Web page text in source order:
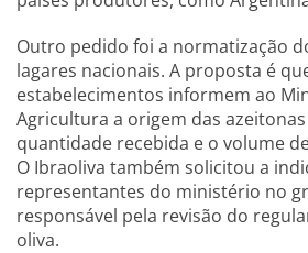
Outro pedido foi a normatização
lagares nacionais. A proposta é
estabelecimentos informem ao
Agricultura a origem das
quantidade recebida e o volume
O Ibraoliva também solicitou a
representantes do ministério no
responsável pela revisão do
oliva.